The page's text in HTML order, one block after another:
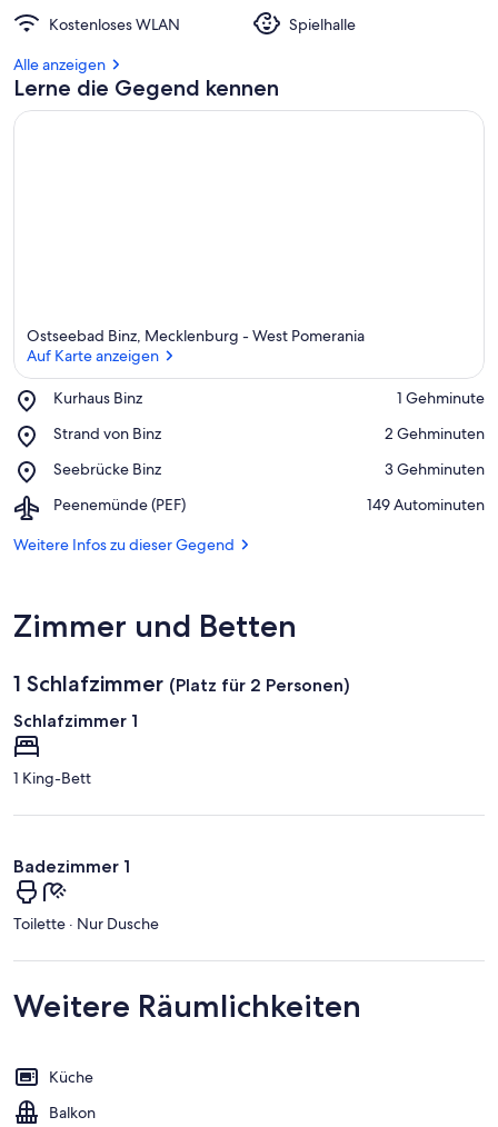
Kostenloses WLAN
Spielhalle
Alle anzeigen
Lerne die Gegend kennen
Ostseebad Binz, Mecklenburg - West Pomerania
Auf Karte anzeigen
Kurhaus Binz
Place,
Binz
‪1 Gehminute‬
Strand von Binz
Place,
von
‪2 Gehminuten‬
Seebrücke Binz
Place,
Binz
‪3 Gehminuten‬
Peenemünde (PEF)
Airport,
(PEF)
‪149 Autominuten‬
Weitere Infos zu dieser Gegend
Zimmer und Betten
1 Schlafzimmer (Platz für 2 Personen)
Schlafzimmer 1
1 King-Bett
Badezimmer 1
Toilette · Nur Dusche
Weitere Räumlichkeiten
Küche
Balkon